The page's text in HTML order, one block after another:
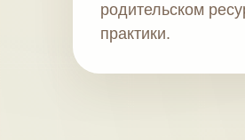
родительском
практики.